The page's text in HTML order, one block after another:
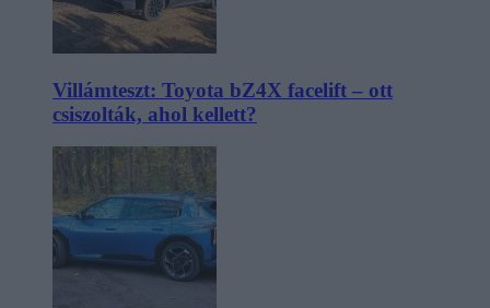
Villámteszt: Toyota bZ4X facelift – ott
csiszolták, ahol kellett?